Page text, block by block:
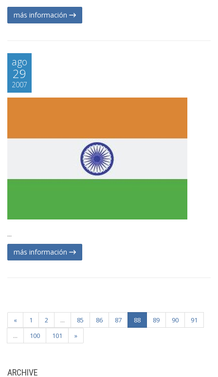
más información
ago
29
2007
...
más información
« 1 2 ... 85 86 87 88 89 90
91
...
100 101 »
ARCHIVE